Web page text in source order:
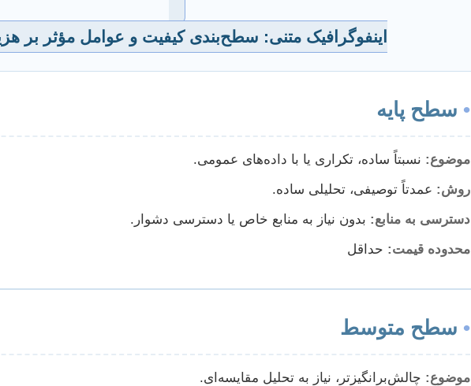
اینفوگرافیک متنی: سطح‌بندی کیفیت و عوامل مؤثر بر
• سطح پایه
موضوع: نسبتاً ساده، تکراری یا با داده‌های عمومی.
روش: عمدتاً توصیفی، تحلیلی ساده.
دسترسی به منابع: بدون نیاز به منابع خاص یا دسترسی دشوار.
محدوده قیمت: حداقل
• سطح متوسط
موضوع: چالش‌برانگیزتر، نیاز به تحلیل مقایسه‌ای.